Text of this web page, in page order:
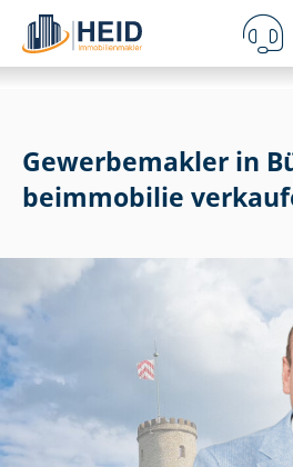
Gewerbemakler in
be­im­mo­bi­lie